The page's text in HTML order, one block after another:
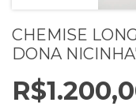
CHEMISE
DONA